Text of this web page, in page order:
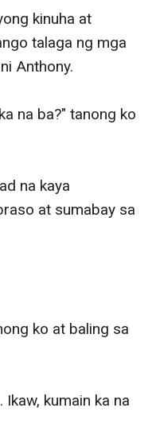
kinuha at
talaga ng mga
Anthony.
na ba?" tanong ko
na kaya
at sumabay sa
ko at baling sa
kumain ka na